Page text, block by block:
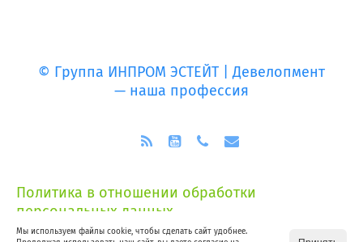
© Группа ИНПРОМ ЭСТЕЙТ | Девелопмент
— наша профессия
Политика в отношении обработки
персональных данных
Согласие на обработку персональных данных
Мы используем файлы cookie, чтобы сделать сайт удобнее.